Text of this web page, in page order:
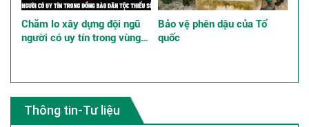
Chăm lo xây dựng đội ngũ
người có uy tín trong vùng
Bảo vệ phên dậu của Tổ
quốc
Thông tin-Tư liệu